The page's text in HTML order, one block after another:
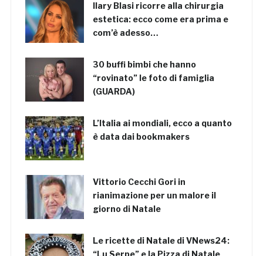
Ilary Blasi ricorre alla chirurgia
estetica: ecco come era prima e
com’è adesso…
30 buffi bimbi che hanno
“rovinato” le foto di famiglia
(GUARDA)
L’Italia ai mondiali, ecco a quanto
è data dai bookmakers
Vittorio Cecchi Gori in
rianimazione per un malore il
giorno di Natale
Le ricette di Natale di VNews24: